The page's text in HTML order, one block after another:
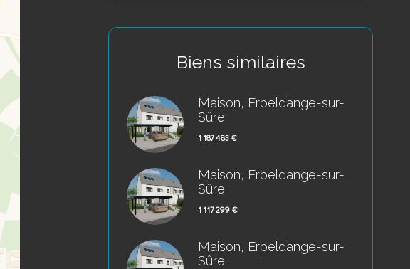
Biens similaires
Maison, Erpeldange-sur-
Sûre
1 187 483 €
Maison, Erpeldange-sur-
Sûre
1 117 299 €
Maison, Erpeldange-sur-
Sûre